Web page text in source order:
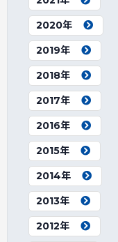
2020年
2019年
2018年
2017年
2016年
2015年
2014年
2013年
2012年